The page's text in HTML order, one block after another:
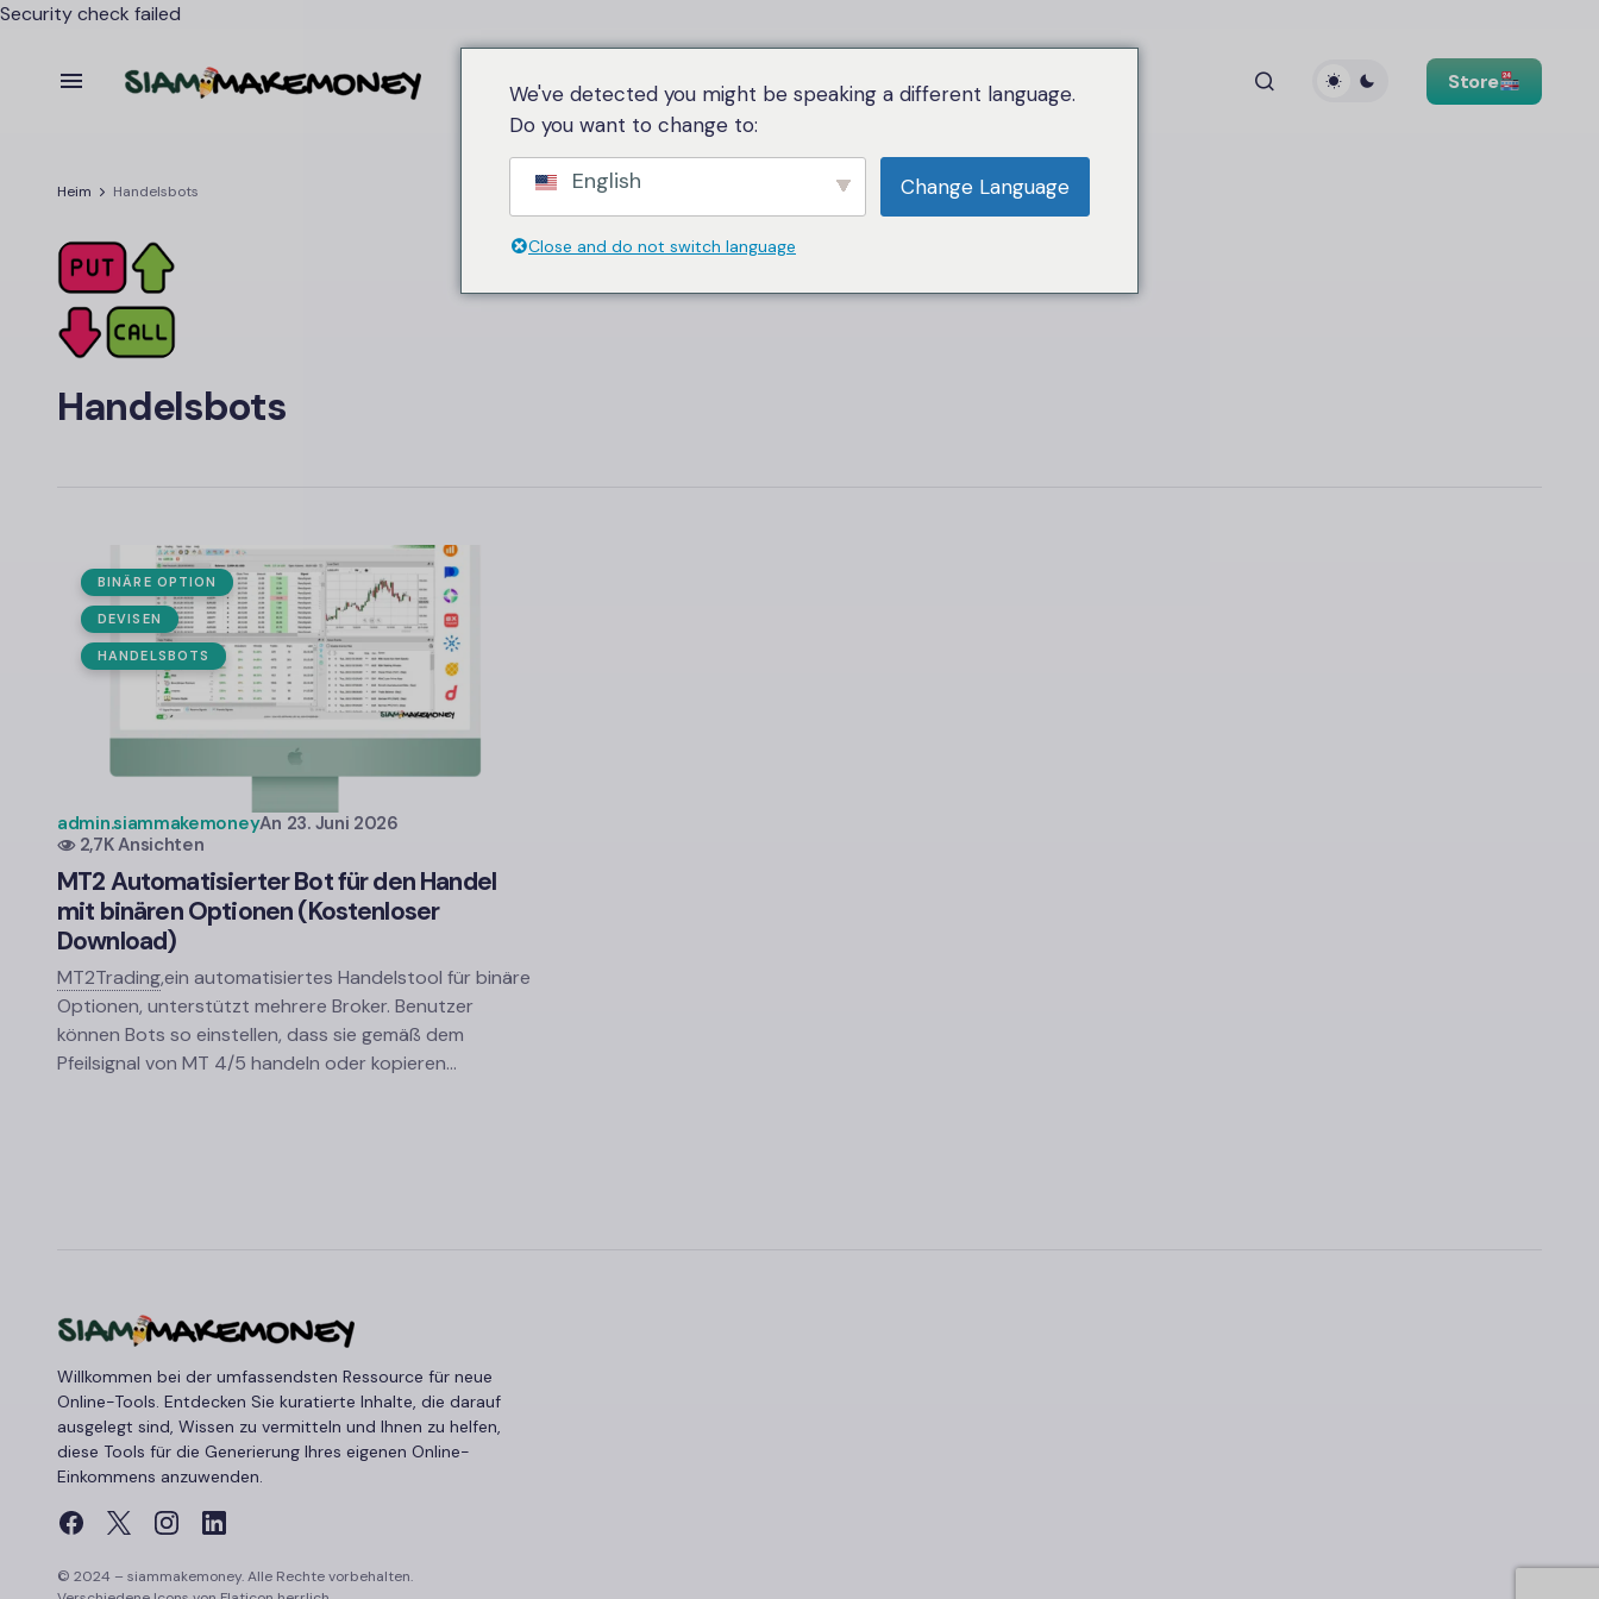
Security check failed
Vergleichstabelle Kategorie Über uns Sprache Store
Heim Handelsbots
Handelsbots
BINÄRE OPTION
DEVISEN
HANDELSBOTS
admin.siammakemoneyAn 23. Juni 2026
2,7K Ansichten
MT2 Automatisierter Bot für den Handel
mit binären Optionen (Kostenloser
Download)
MT2Trading,ein automatisiertes Handelstool für binäre
Optionen, unterstützt mehrere Broker. Benutzer
können Bots so einstellen, dass sie gemäß dem
Pfeilsignal von MT 4/5 handeln oder kopieren…
Willkommen bei der umfassendsten Ressource für neue
Online-Tools. Entdecken Sie kuratierte Inhalte, die darauf
ausgelegt sind, Wissen zu vermitteln und Ihnen zu helfen,
diese Tools für die Generierung Ihres eigenen Online-
Einkommens anzuwenden.
© 2024 – siammakemoney. Alle Rechte vorbehalten.
We've detected you might be speaking a different language.
Do you want to change to:
English Change Language
Close and do not switch language